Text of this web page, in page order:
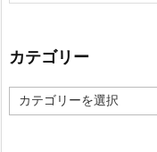
カテゴリー
カ
テ